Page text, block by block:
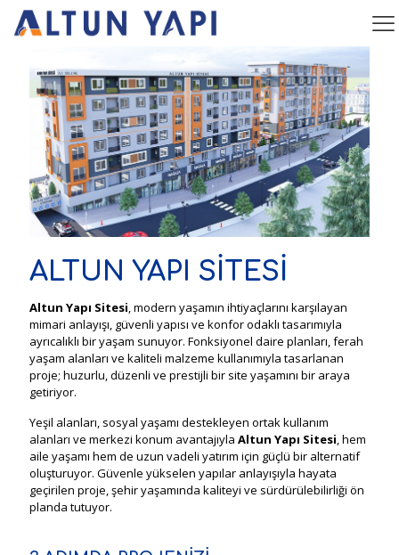
ALTUN YAPI SİTESİ
Altun Yapı Sitesi, modern yaşamın ihtiyaçlarını karşılayan
mimari anlayışı, güvenli yapısı ve konfor odaklı tasarımıyla
ayrıcalıklı bir yaşam sunuyor. Fonksiyonel daire planları, ferah
yaşam alanları ve kaliteli malzeme kullanımıyla tasarlanan
proje; huzurlu, düzenli ve prestijli bir site yaşamını bir araya
getiriyor.
Yeşil alanları, sosyal yaşamı destekleyen ortak kullanım
alanları ve merkezi konum avantajıyla Altun Yapı Sitesi, hem
aile yaşamı hem de uzun vadeli yatırım için güçlü bir alternatif
oluşturuyor. Güvenle yükselen yapılar anlayışıyla hayata
geçirilen proje, şehir yaşamında kaliteyi ve sürdürülebilirliği ön
planda tutuyor.